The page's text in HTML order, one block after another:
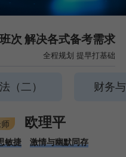
次 解决各式备考需求
全程规划 提早打基础
（二） 财务
欧理平
敏捷 激情与幽默同存